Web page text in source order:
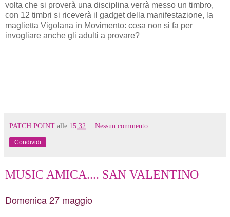
volta che si proverà una disciplina verrà messo un timbro,
con 12 timbri si riceverà il gadget della manifestazione, la
maglietta Vigolana in Movimento: cosa non si fa per
invogliare anche gli adulti a provare?
PATCH POINT alle 15:32 Nessun commento:
Condividi
MUSIC AMICA.... SAN VALENTINO
Domenica 27 maggio